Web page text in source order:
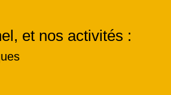
et nos activités :